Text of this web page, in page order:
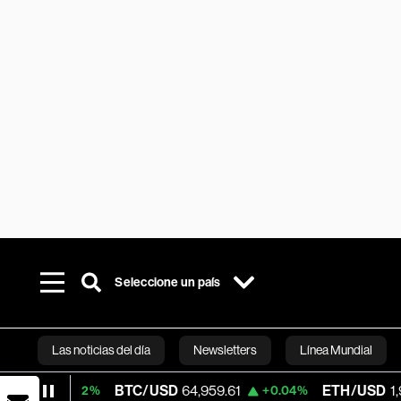
Seleccione un país
Las noticias del día Newsletters Línea Mundial
Bloomberg
BTC/USD 64,959.61 +0.04% ETH/USD 1,915.845